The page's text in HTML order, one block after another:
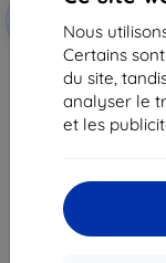
Nous
Certains
du site,
analyser le
et les
coupon
Protection for the
3MK Lens
Motorola Edge 60
10,90 €
En stock > 5